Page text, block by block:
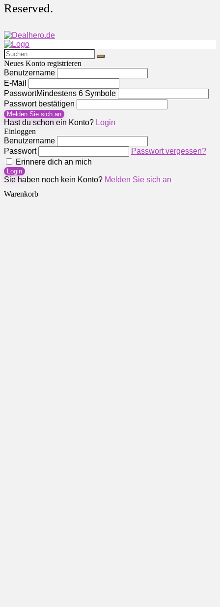
Reserved.
Neues Konto registrieren
Benutzername
E-Mail
PasswortMindestens 6 Symbole
Passwort bestätigen
Melden Sie sich an
Hast du schon ein Konto? Login
Einloggen
Benutzername
Passwort
Passwort vergessen?
Erinnere dich an mich
Login
Sie haben noch kein Konto? Melden Sie sich an
Warenkorb